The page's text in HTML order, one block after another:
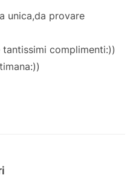
unica,da provare
complimenti:))